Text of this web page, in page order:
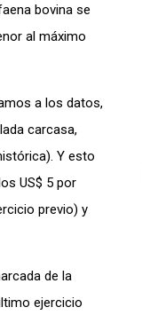
bovina se
al máximo
a los datos,
carcasa,
Y esto
US$ 5 por
previo) y
de la
ejercicio